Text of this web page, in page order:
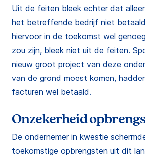
Uit de feiten bleek echter dat
het betreffende bedrijf niet
hiervoor in de toekomst wel
zou zijn, bleek niet uit de feiten.
nieuw groot project van deze
van de grond moest komen,
facturen wel betaald.
Onzekerheid
De ondernemer in kwestie
toekomstige opbrengsten uit dit